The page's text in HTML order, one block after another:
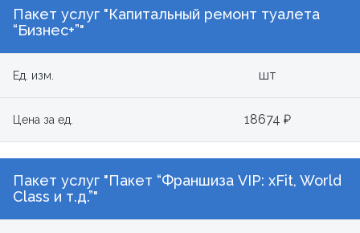
Пакет услуг "Капитальный ремонт туалета
“Бизнес+”"
Ед. изм. шт
Цена за ед. 18674 ₽
Пакет услуг "Пакет “Франшиза VIP: xFit, World
Class и т.д.”"